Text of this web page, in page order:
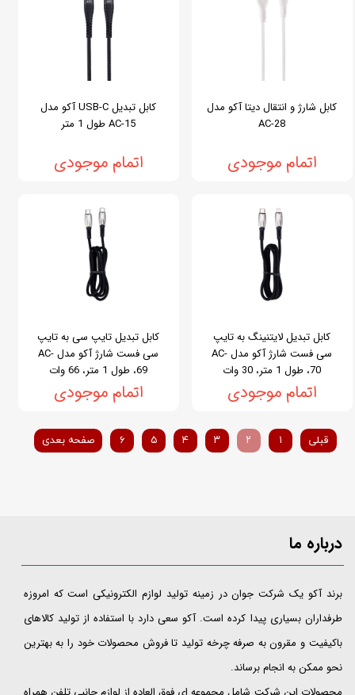
کابل شارژ و انتقال دیتا آکو مدل
AC-28
اتمام موجودی
کابل تبدیل USB-C آکو مدل
AC-15 طول 1 متر
اتمام موجودی
کابل تبدیل لایتنینگ به تایپ
سی فست شارژ آکو مدل AC-
70، طول 1 متر، 30 وات
اتمام موجودی
کابل تبدیل تایپ سی به تایپ
سی فست شارژ آکو مدل AC-
69، طول 1 متر، 66 وات
اتمام موجودی
قبلی ۱ ۲ ۳ ۴ ۵ ۶ صفحه بعدی
درباره ما
​​​​​​​برند آکو یک شرکت جوان در زمینه تولید لوازم الکترونیکی است که امروزه
طرفداران بسیاری پیدا کرده است. آکو سعی دارد با استفاده از تولید کالاهای
باکیفیت و مقرون به صرفه چرخه تولید تا فروش محصولات خود را به بهترین
نحو ممکن به انجام برساند.